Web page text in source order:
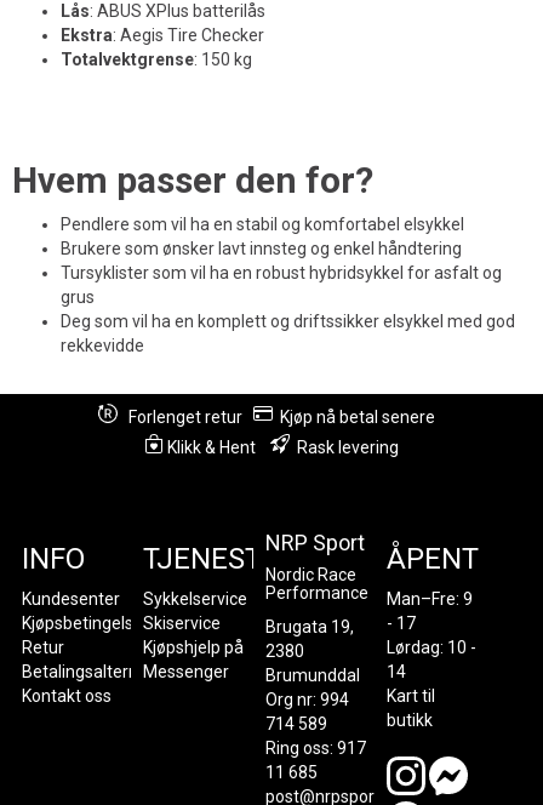
Lås: ABUS XPlus batterilås
Ekstra: Aegis Tire Checker
Totalvektgrense: 150 kg
Hvem passer den for?
Pendlere som vil ha en stabil og komfortabel elsykkel
Brukere som ønsker lavt innsteg og enkel håndtering
Tursyklister som vil ha en robust hybridsykkel for asfalt og
grus
Deg som vil ha en komplett og driftssikker elsykkel med god
rekkevidde
Forlenget retur
Kjøp nå betal senere
Klikk & Hent
Rask levering
INFO
Kundesenter
Kjøpsbetingelser
Retur
Betalingsalternativer
Kontakt oss
TJENESTER
Sykkelservice
Skiservice
Kjøpshjelp på
Messenger
NRP Sport
Nordic Race
Performance
Brugata 19,
2380
Brumunddal
Org nr: 994
714 589
Ring oss: 917
11 685
post@nrpsport.no
ÅPENT
Man–Fre: 9
- 17
Lørdag: 10 -
14
Kart til
butikk